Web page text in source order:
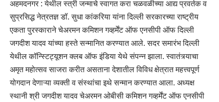
अहमदनगर : येथील स्त्री जन्माचे स्वागत करा चळवळीच्या आद्य प्रवर्तक व
सुप्रसिद्ध नेत्रतज्ञ डॉ. सुधा कांकरिया यांना दिल्ली सरकारच्या राष्ट्रीय
एकता पुरस्काराने चेअरमन कमिशन गव्हर्मेंट ऑफ एनसीपी ऑफ दिल्ली
जगदीश यादव यांच्या हस्ते सन्मानित करण्यात आले. सदर समारंभ दिल्ली
येथील कॉन्स्टिट्यूशन क्लब ऑफ इंडिया येथे संपन्न झाला. स्वातंत्र्याचा
अमृत महोत्सव साजरा करीत असताना देशातील विविध क्षेत्रात महत्त्वपूर्ण
योगदान देणाऱ्या व्यक्ती व संस्थांचा इथे सन्मान करण्यात आला. अध्यक्ष
स्थानी श्री जगदीश यादव चेअरमन ओबीसी कमिशन गव्हर्मेंट ऑफ एनसीपी